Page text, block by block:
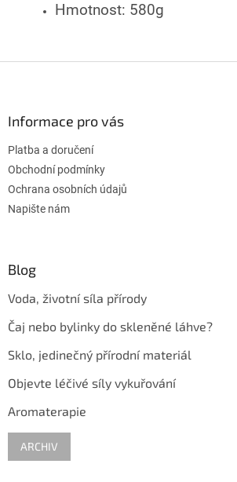
Hmotnost: 580g
Informace pro vás
Platba a doručení
Obchodní podmínky
Ochrana osobních údajů
Napište nám
Blog
Voda, životní síla přírody
Čaj nebo bylinky do skleněné láhve?
Sklo, jedinečný přírodní materiál
Objevte léčivé síly vykuřování
Aromaterapie
ARCHIV